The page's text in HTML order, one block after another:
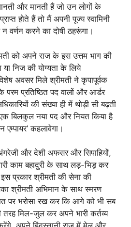
और मानती हैं जो उन लोगों के
होते हैं तो मैं अपनी पूज्य स्वामिनी
वर्णन करने का दोषी ठहरूंगा।
को अपने राज के इस उत्तम भाग की
निज की योग्यता के लिये
अवसर मिले श्रीमती ने कृपापूर्वक
प्रतिष्ठित पद वालों और आर्डर
की संख्या ही में थोड़ी सी बढ़ती
बिलकुल नया पद और नियत किया है
एम्पायर’ कहलावेगा।
और देशी अफसर और सिपाहियों,
काम बहादुरी के साथ लड़-भिड़ कर
प्रकार श्रीमती की सेना की
श्रीमती अभिमान के साथ स्मरण
पर भरोसा रख कर कि आगे को भी सब
मिल-जुल कर अपने भारी कर्तव्य